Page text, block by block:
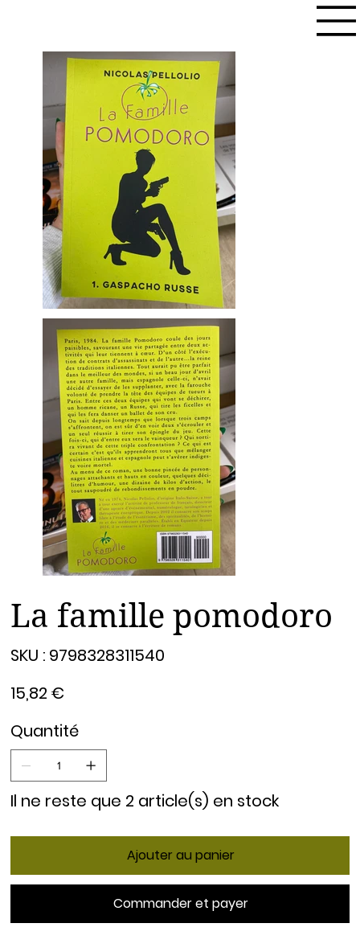
La famille pomodoro
SKU : 9798328311540
9798328311540
15,82 €
Quantité
Il ne reste que 2 article(s) en stock
Ajouter au panier
Commander et payer